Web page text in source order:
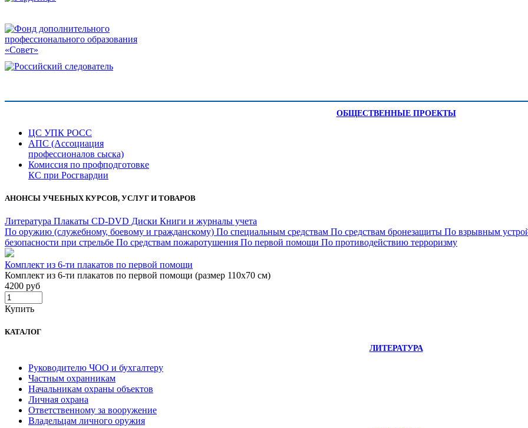
ОБЩЕСТВЕННЫЕ ПРОЕКТЫ
ЦС УПК РОСС
АПС (Ассоциация
профессионалов сыска)
Комиссия по профподготовке
КС при Росгвардии
АНОНСЫ УЧЕБНЫХ КУРСОВ, УСЛУГ И ТОВАРОВ
Литература Плакаты CD-DVD Диски Книги и журналы учета
По оружию (служебному, боевому и гражданскому) По специальным средствам По средствам бронезащиты По взрывным
безопасности при стрельбе По средствам пожаротушения По первой помощи По противодействию терроризму
Комплект из 6-ти плакатов по первой помощи
Комплект из 6-ти плакатов по первой помощи (размер 110х70 см)
4200 руб
Купить
КАТАЛОГ
ЛИТЕРАТУРА
Руководителю ЧОО и бухгалтеру
Частным охранникам
Начальникам охраны объектов
Личная охрана
Ответственному за вооружение
Владельцам личного оружия